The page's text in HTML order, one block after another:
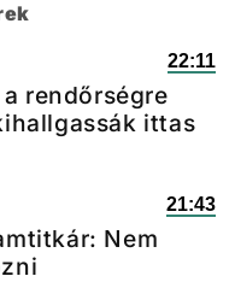
22:11
rendőrségre
ittas
21:43
Nem